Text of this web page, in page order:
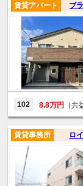
ブ
賃貸アパート
102 8.8万円 （
ロ
賃貸事務所